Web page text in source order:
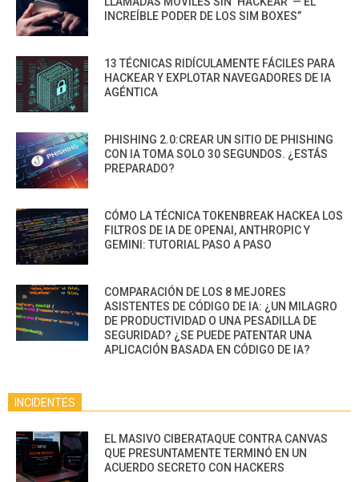
INCREÍBLE PODER DE LOS SIM BOXES”
13 TÉCNICAS RIDÍCULAMENTE FÁCILES PARA
HACKEAR Y EXPLOTAR NAVEGADORES DE IA
AGÉNTICA
PHISHING 2.0:CREAR UN SITIO DE PHISHING
CON IA TOMA SOLO 30 SEGUNDOS. ¿ESTÁS
PREPARADO?
CÓMO LA TÉCNICA TOKENBREAK HACKEA LOS
FILTROS DE IA DE OPENAI, ANTHROPIC Y
GEMINI: TUTORIAL PASO A PASO
COMPARACIÓN DE LOS 8 MEJORES
ASISTENTES DE CÓDIGO DE IA: ¿UN MILAGRO
DE PRODUCTIVIDAD O UNA PESADILLA DE
SEGURIDAD? ¿SE PUEDE PATENTAR UNA
APLICACIÓN BASADA EN CÓDIGO DE IA?
INCIDENTES
EL MASIVO CIBERATAQUE CONTRA CANVAS
QUE PRESUNTAMENTE TERMINÓ EN UN
ACUERDO SECRETO CON HACKERS